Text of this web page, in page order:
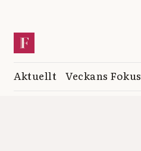
Aktuellt Veckans Fokus